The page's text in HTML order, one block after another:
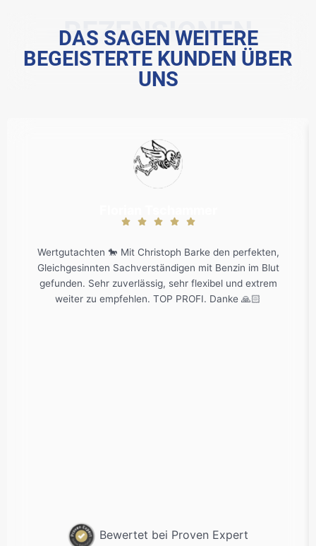
DAS SAGEN WEITERE
BEGEISTERTE KUNDEN ÜBER
UNS
REZENSIONEN
Wertgutachten 🐎 Mit Christoph Barke den perfekten,
Gleichgesinnten Sachverständigen mit Benzin im Blut
gefunden. Sehr zuverlässig, sehr flexibel und extrem
weiter zu empfehlen. TOP PROFI. Danke 🙏🏻
Bewertet bei Proven Expert